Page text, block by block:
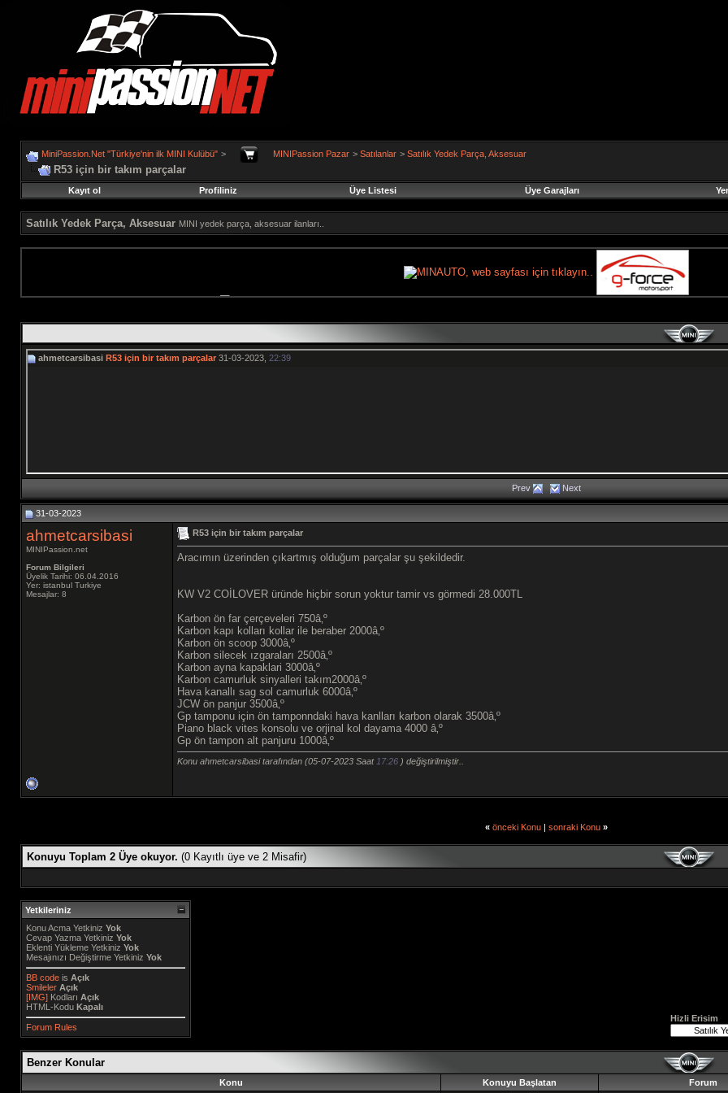
MiniPassion.Net "Türkiye'nin ilk MINI Kulübü" > MINIPassion Pazar > Satılanlar > Satılık Yedek Parça, Aksesuar
R53 için bir takım parçalar
Kayıt ol Profiliniz Üye Listesi Üye Garajları
Satılık Yedek Parça, Aksesuar MINI yedek parça, aksesuar ilanları..
ahmetcarsibasi R53 için bir takım parçalar 31-03-2023, 22:39
Prev Next
31-03-2023
ahmetcarsibasi
MINIPassion.net
Forum Bilgileri
Üyelik Tarihi: 06.04.2016
Yer: istanbul Turkiye
Mesajlar: 8
R53 için bir takım parçalar
Aracımın üzerinden çıkartmış olduğum parçalar şu şekildedir.
KW V2 COİLOVER üründe hiçbir sorun yoktur tamir vs görmedi 28.000TL
Karbon ön far çerçeveleri 750â‚º
Karbon kapı kolları kollar ile beraber 2000â‚º
Karbon ön scoop 3000â‚º
Karbon silecek ızgaraları 2500â‚º
Karbon ayna kapaklari 3000â‚º
Karbon camurluk sinyalleri takım2000â‚º
Hava kanallı sag sol camurluk 6000â‚º
JCW ön panjur 3500â‚º
Gp tamponu için ön tamponndaki hava kanlları karbon olarak 3500â‚º
Piano black vites konsolu ve orjinal kol dayama 4000 â‚º
Gp ön tampon alt panjuru 1000â‚º
Konu ahmetcarsibasi tarafından (05-07-2023 Saat 17:26 ) değiştirilmiştir..
« önceki Konu| sonraki Konu »
Konuyu Toplam 2 Üye okuyor. (0 Kayıtlı üye ve 2 Misafir)
Yetkileriniz
Konu Acma Yetkiniz Yok
Cevap Yazma Yetkiniz Yok
Eklenti Yükleme Yetkiniz Yok
Mesajınızı Değiştirme Yetkiniz Yok
BB code is Açık
Smileler Açık
[IMG] Kodları Açık
HTML-Kodu Kapalı
Forum Rules
Hizli Erisim
Benzer Konular
Konu Konuyu Başlatan Forum